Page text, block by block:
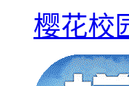
樱花校